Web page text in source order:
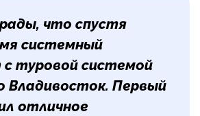
что спустя
системный
туровой системой
Владивосток. Первый
отличное